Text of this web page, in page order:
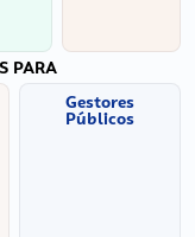
PARA
Gestores
Públicos